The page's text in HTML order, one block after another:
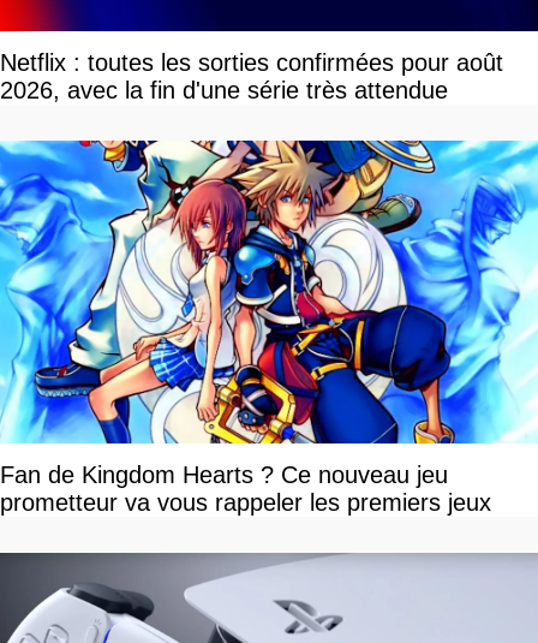
Netflix : toutes les sorties confirmées pour août
2026, avec la fin d'une série très attendue
Fan de Kingdom Hearts ? Ce nouveau jeu
prometteur va vous rappeler les premiers jeux